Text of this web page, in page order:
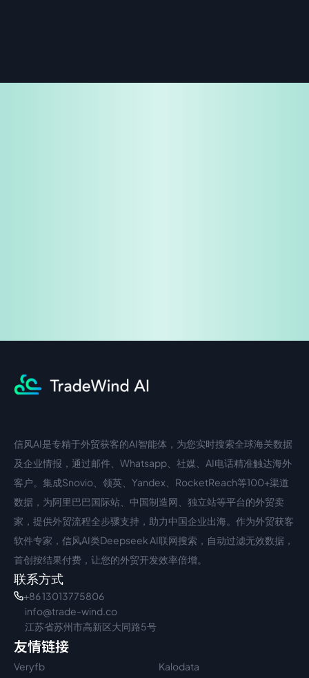
中文入口
信风AI是专精于外贸获客的AI智能体，为您实时搜索全球海关数据
及企业情报，通过邮件、Whatsapp、社媒、AI电话精准触达海外
客户。集成Snovio、领英、Yandex、RocketReach等100+渠道
数据，为阿里巴巴国际站、中国制造网、独立站等平台的外贸卖
家，提供外贸流程全步骤支持，助力中国企业出海。作为外贸获客
软件专家，信风AI类Deepseek AI联网搜索，自动过滤无效数据，
首创按结果付费，让您的外贸开发效率倍增。
联系方式
+86 13013775806
info@trade-wind.co
江苏省苏州市高新区大同路5号
友情链接
Veryfb
Kalodata